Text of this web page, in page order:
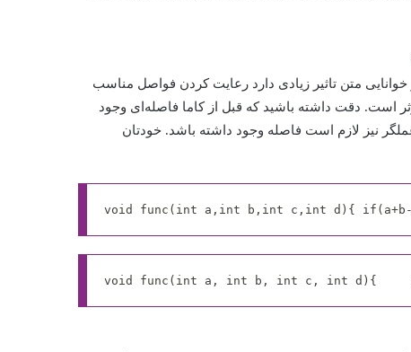
متن تاثیر زیادی دارد رعایت کردن فواصل مناسب
است. دقت داشته باشید که قبل از کاما فاصله‌ای وجود
نیز لازم است فاصله وجود داشته باشد. خودتان
void func(int a,int b,int c,int d){
void func(int a, int b, int c, int d){